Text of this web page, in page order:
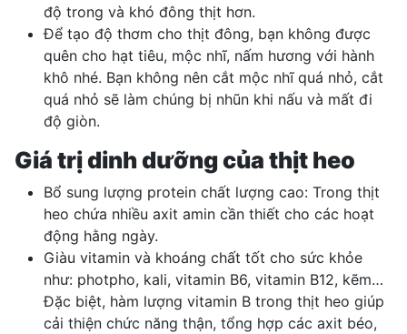
độ trong và khó đông thịt hơn.
Để tạo độ thơm cho thịt đông, bạn không được
quên cho hạt tiêu, mộc nhĩ, nấm hương với hành
khô nhé. Bạn không nên cắt mộc nhĩ quá nhỏ, cắt
quá nhỏ sẽ làm chúng bị nhũn khi nấu và mất đi
độ giòn.
Giá trị dinh dưỡng của thịt heo
Bổ sung lượng protein chất lượng cao: Trong thịt
heo chứa nhiều axit amin cần thiết cho các hoạt
động hằng ngày.
Giàu vitamin và khoáng chất tốt cho sức khỏe
như: photpho, kali, vitamin B6, vitamin B12, kẽm…
Đặc biệt, hàm lượng vitamin B trong thịt heo giúp
cải thiện chức năng thận, tổng hợp các axit béo,